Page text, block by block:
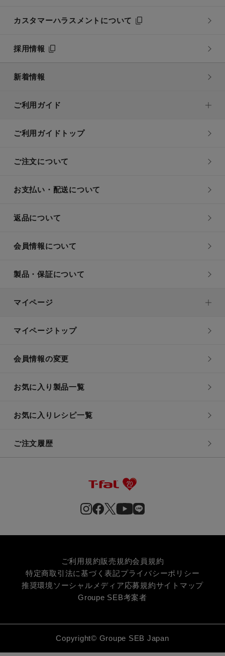
カスタマーハラスメントについて
採用情報
新着情報
ご利用ガイド
ご利用ガイドトップ
ご注文について
お支払い・配送について
返品について
会員情報について
製品・保証について
マイページ
マイページトップ
会員情報の変更
お気に入り製品一覧
お気に入りレシピ一覧
ご注文履歴
ご利用規約販売規約会員規約
特定商取引法に基づく表記プライバシーポリシー
推奨環境 ソーシャルメディア応募規約サイトマップ
Groupe SEB考案者
Copyright© Groupe SEB Japan